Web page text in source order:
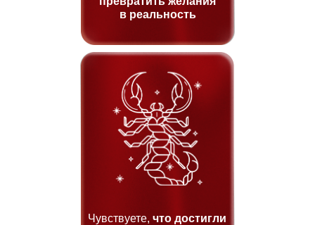
в реальность
Чувствуете, что достигли